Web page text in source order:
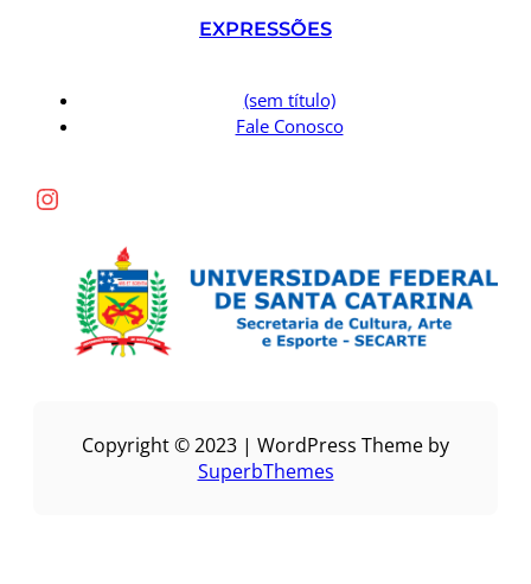
EXPRESSÕES
(sem título)
Fale Conosco
Instagram
Copyright © 2023 | WordPress Theme by
SuperbThemes